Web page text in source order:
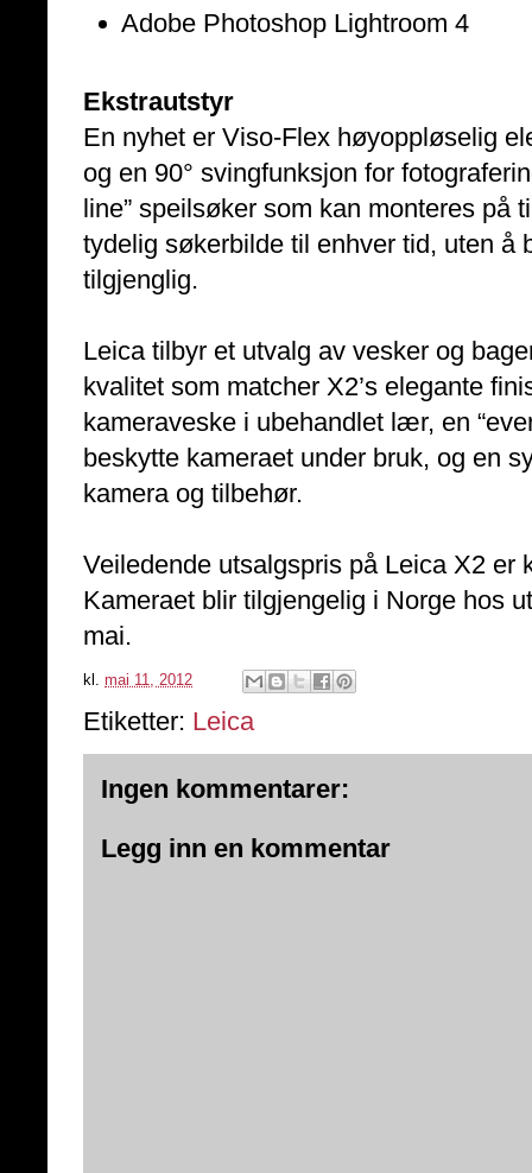
Adobe Photoshop Lightroom 4
Ekstrautstyr
En nyhet er Viso-Flex høyoppløselig
og en 90° svingfunksjon for
line” speilsøker som kan monteres på
tydelig søkerbilde til enhver tid, uten å
tilgjenglig.
Leica tilbyr et utvalg av vesker og
kvalitet som matcher X2’s elegante
kameraveske i ubehandlet lær, en
beskytte kameraet under bruk, og en
kamera og tilbehør.
Veiledende utsalgspris på Leica X2 er
Kameraet blir tilgjengelig i Norge hos
mai.
kl. mai 11, 2012
Etiketter: Leica
Ingen kommentarer:
Legg inn en kommentar